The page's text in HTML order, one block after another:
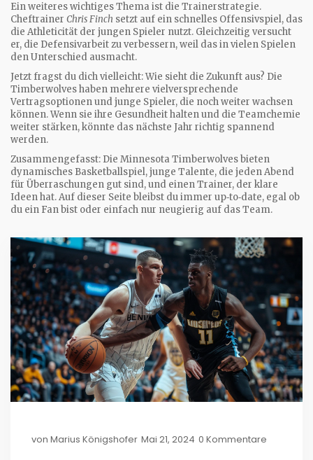
Ein weiteres wichtiges Thema ist die Trainerstrategie.
Cheftrainer Chris Finch setzt auf ein schnelles Offensivspiel, das
die Athleticität der jungen Spieler nutzt. Gleichzeitig versucht
er, die Defensivarbeit zu verbessern, weil das in vielen Spielen
den Unterschied ausmacht.
Jetzt fragst du dich vielleicht: Wie sieht die Zukunft aus? Die
Timberwolves haben mehrere vielversprechende
Vertragsoptionen und junge Spieler, die noch weiter wachsen
können. Wenn sie ihre Gesundheit halten und die Teamchemie
weiter stärken, könnte das nächste Jahr richtig spannend
werden.
Zusammengefasst: Die Minnesota Timberwolves bieten
dynamisches Basketballspiel, junge Talente, die jeden Abend
für Überraschungen gut sind, und einen Trainer, der klare
Ideen hat. Auf dieser Seite bleibst du immer up‑to‑date, egal ob
du ein Fan bist oder einfach nur neugierig auf das Team.
von Marius Königshofer Mai 21, 2024 0 Kommentare